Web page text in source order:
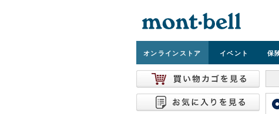
オンラインストア イベント 保